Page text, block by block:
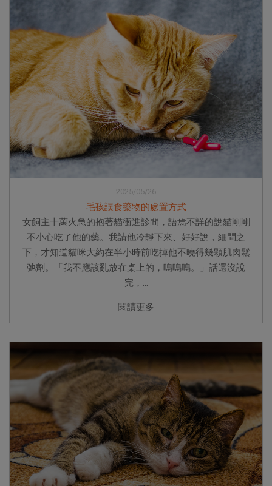
2025/05/26
毛孩誤食藥物的處置方式
女飼主十萬火急的抱著貓衝進診間，語焉不詳的說貓剛剛
不小心吃了他的藥。我請他冷靜下來、好好說，細問之
下，才知道貓咪大約在半小時前吃掉他不曉得幾顆肌肉鬆
弛劑。「我不應該亂放在桌上的，嗚嗚嗚。」話還沒說
完，...
閱讀更多